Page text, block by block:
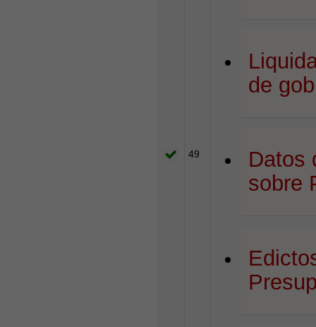
49
de
Datos
sobre